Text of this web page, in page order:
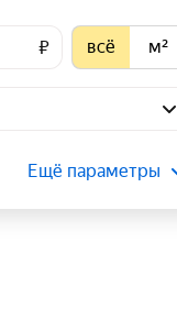
₽ всё м²
Ещё параметры